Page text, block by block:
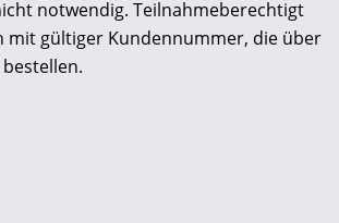
notwendig. Teilnahmeberechtigt
mit gültiger Kundennummer, die über